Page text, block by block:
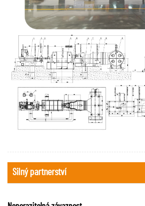
Silný partnerství